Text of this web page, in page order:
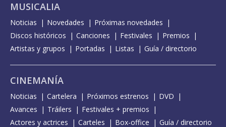
MUSICALIA
Noticias Novedades
Próximas novedades
Discos históricos
Canciones Festivales
Premios
Artistas y grupos
Portadas Listas Guía / directorio
CINEMANÍA
Noticias Cartelera Próximos estrenos
DVD
Avances
Tráilers
Festivales + premios
Actores y actrices
Carteles Box-office Guía / directorio